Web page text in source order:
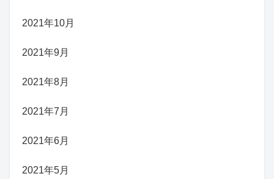
2021年10月
2021年9月
2021年8月
2021年7月
2021年6月
2021年5月